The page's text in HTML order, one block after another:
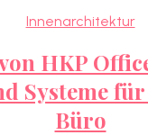
Innenarchitektur
HKP
Systeme
Büro